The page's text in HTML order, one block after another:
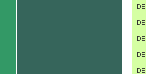
DE
DE
DE
DE
DE